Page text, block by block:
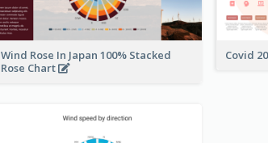
Wind Rose In Japan 100% Stacked
Rose Chart
Covid